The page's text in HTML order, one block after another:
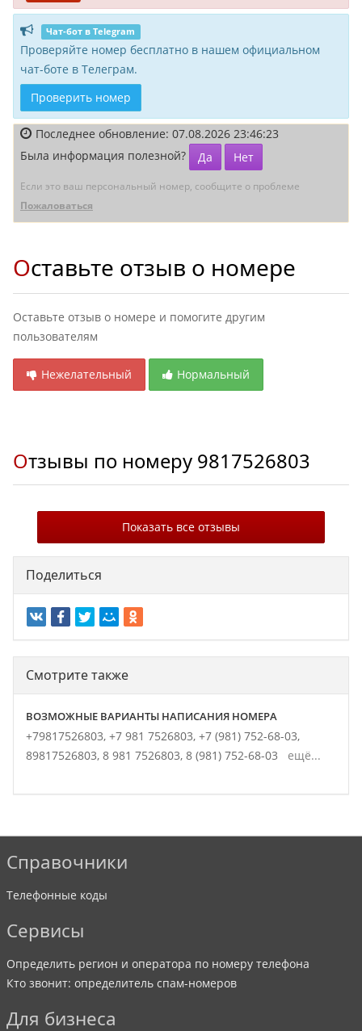
Чат-бот в Telegram
Проверяйте номер бесплатно в нашем официальном
чат-боте в Телеграм.
Проверить номер
Последнее обновление: 07.08.2026 23:46:23
Была информация полезной?
Да Нет
Если это ваш персональный номер, сообщите о проблеме
Пожаловаться
Оставьте отзыв о номере
Оставьте отзыв о номере и помогите другим
пользователям
Нежелательный Нормальный
Отзывы по номеру 9817526803
Показать все отзывы
Поделиться
Смотрите также
ВОЗМОЖНЫЕ ВАРИАНТЫ НАПИСАНИЯ НОМЕРА
+79817526803, +7 981 7526803, +7 (981) 752-68-03,
89817526803, 8 981 7526803, 8 (981) 752-68-03 ещё...
Справочники
Телефонные коды
Сервисы
Определить регион и оператора по номеру телефона
Кто звонит: определитель спам-номеров
Для бизнеса